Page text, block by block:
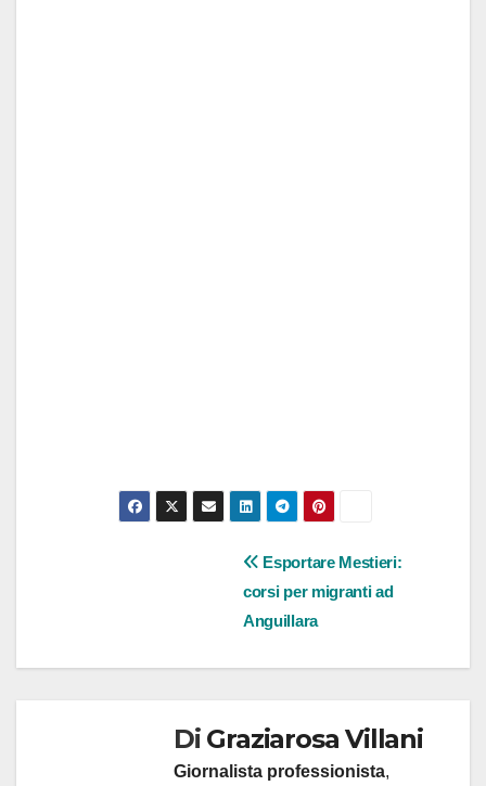
Navigazione
Esportare Mestieri:
corsi per migranti ad
Anguillara
Di Graziarosa Villani
Giornalista professionista,